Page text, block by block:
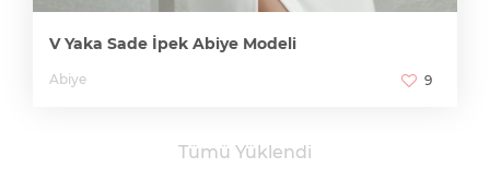
V Yaka Sade İpek Abiye Modeli
Abiye 9
Tümü Yüklendi